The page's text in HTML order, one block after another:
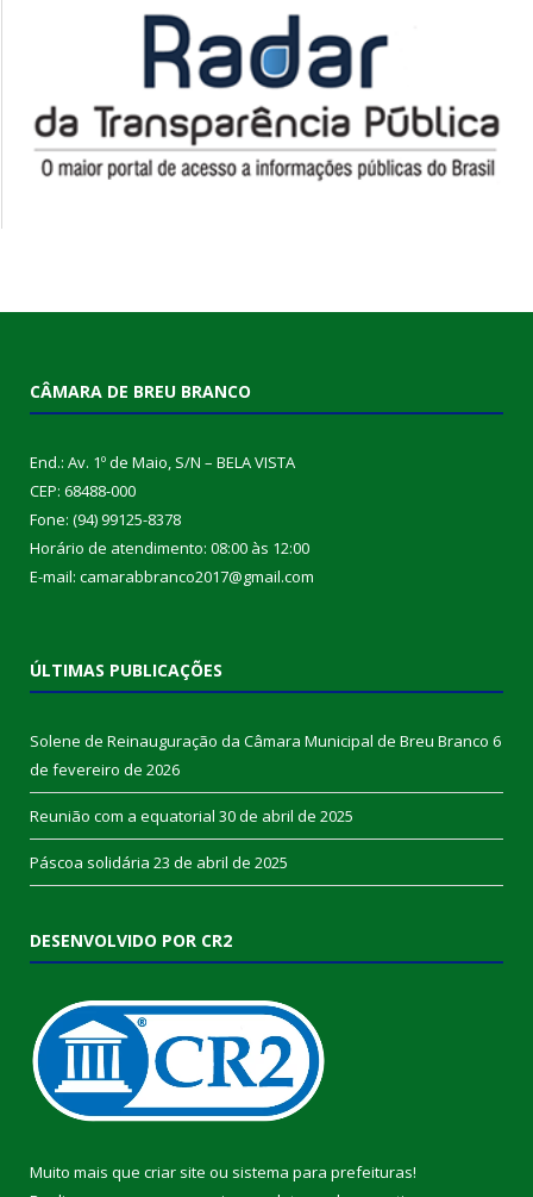
CÂMARA DE BREU BRANCO
End.: Av. 1º de Maio, S/N – BELA VISTA
CEP: 68488-000
Fone: (94) 99125-8378
Horário de atendimento: 08:00 às 12:00
E-mail: camarabbranco2017@gmail.com
ÚLTIMAS PUBLICAÇÕES
Solene de Reinauguração da Câmara Municipal de Breu Branco 6
de fevereiro de 2026
Reunião com a equatorial 30 de abril de 2025
Páscoa solidária 23 de abril de 2025
DESENVOLVIDO POR CR2
Muito mais que criar site ou sistema para prefeituras!